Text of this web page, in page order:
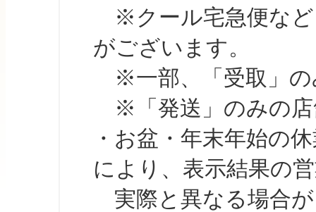
※クール宅急便など
がございます。
※一部、「受取」の
※「発送」のみの店
・お盆・年末年始の
により、表示結果の
実際と異なる場合が